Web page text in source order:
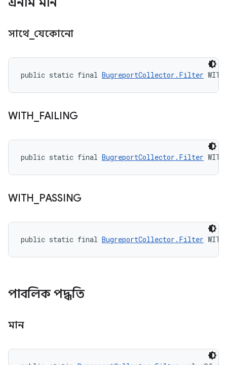
সাথে_ যেকোনো
public static final BugreportCollector.Filter
WITH FAILING
public static final BugreportCollector.Filter
WITH PASSING
public static final BugreportCollector.Filter
পাবলিক পদ্ধতি
মান